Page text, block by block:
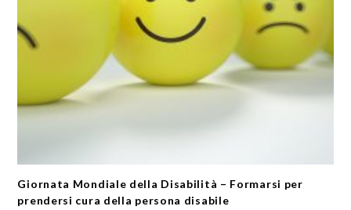
Giornata Mondiale della Disabilità – Formarsi per
prendersi cura della persona disabile